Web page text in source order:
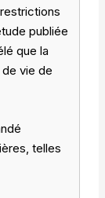
publiée
que la
vie de
telles